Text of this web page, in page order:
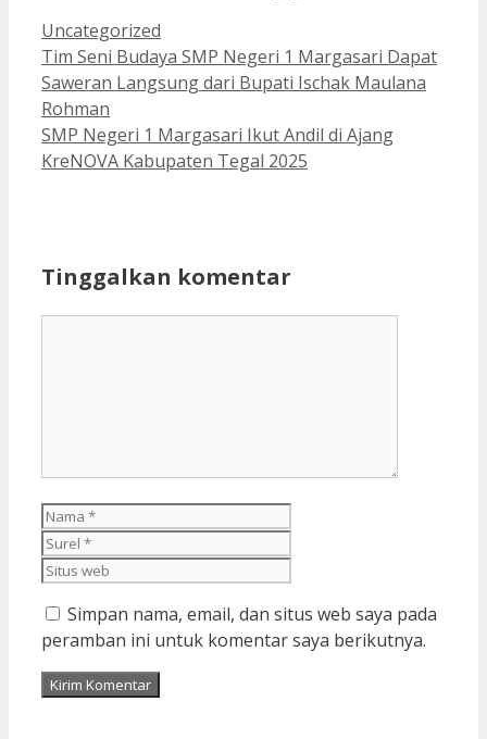
Kategori
Uncategorized
Tim Seni Budaya SMP Negeri 1 Margasari Dapat
Saweran Langsung dari Bupati Ischak Maulana
Rohman
SMP Negeri 1 Margasari Ikut Andil di Ajang
KreNOVA Kabupaten Tegal 2025
Tinggalkan komentar
Nama
Simpan nama, email, dan situs web saya pada
peramban ini untuk komentar saya berikutnya.